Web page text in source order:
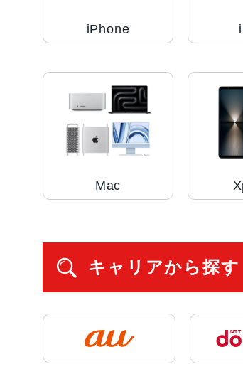
iPhone
Mac
キャリアから探す